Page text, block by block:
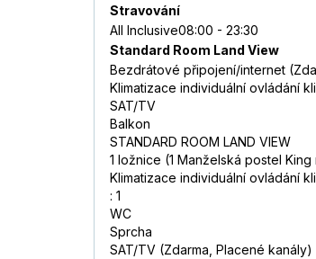
Stravování
All Inclusive08:00 - 23:30
Standard Room Land View
Bezdrátové připojení/internet
Klimatizace individuální ovládání
SAT/TV
Balkon
STANDARD ROOM LAND VIEW
1 ložnice (1 Manželská postel
Klimatizace individuální ovládání
: 1
WC
Sprcha
SAT/TV (Zdarma, Placené kanály)